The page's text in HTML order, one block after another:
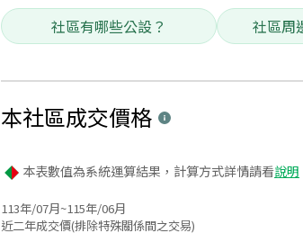
社區有哪些公設？ 社區周
本社區成交價格
本表數值為系統運算結果，計算方式詳情請看說明
113年/07月~115年/06月
近二年成交價(排除特殊關係間之交易)